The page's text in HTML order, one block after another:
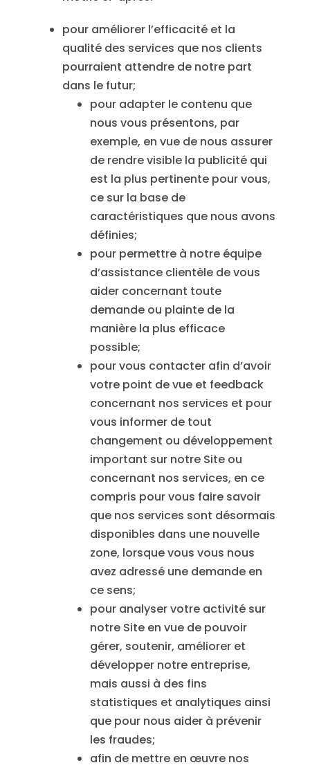
pour améliorer l’efficacité et la
qualité des services que nos clients
pourraient attendre de notre part
dans le futur;
pour adapter le contenu que
nous vous présentons, par
exemple, en vue de nous assurer
de rendre visible la publicité qui
est la plus pertinente pour vous,
ce sur la base de
caractéristiques que nous avons
définies;
pour permettre à notre équipe
d’assistance clientèle de vous
aider concernant toute
demande ou plainte de la
manière la plus efficace
possible;
pour vous contacter afin d’avoir
votre point de vue et feedback
concernant nos services et pour
vous informer de tout
changement ou développement
important sur notre Site ou
concernant nos services, en ce
compris pour vous faire savoir
que nos services sont désormais
disponibles dans une nouvelle
zone, lorsque vous vous nous
avez adressé une demande en
ce sens;
pour analyser votre activité sur
notre Site en vue de pouvoir
gérer, soutenir, améliorer et
développer notre entreprise,
mais aussi à des fins
statistiques et analytiques ainsi
que pour nous aider à prévenir
les fraudes;
afin de mettre en œuvre nos